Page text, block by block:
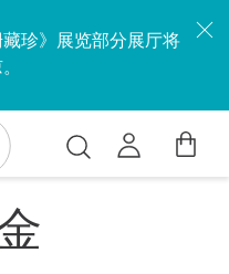
珍》展览部分展厅将
搜
索